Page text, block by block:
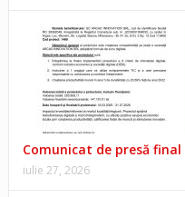
Comunicat de presă final
iulie 27, 2026